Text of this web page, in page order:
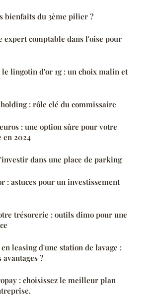
bienfaits du 3ème pilier ?
expert comptable dans l'oise pour
lingotin d'or 1g : un choix malin et
: rôle clé du commissaire
: une option sûre pour votre
en 2024
dans une place de parking
: astuces pour un investissement
trésorerie : outils dimo pour une
leasing d'une station de lavage :
?
: choisissez le meilleur plan